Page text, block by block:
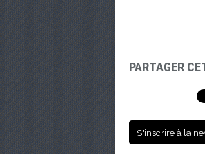
PARTAGER
S'inscrire à la